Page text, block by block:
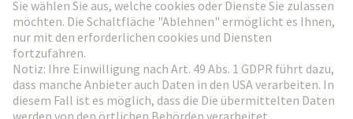
Social Media